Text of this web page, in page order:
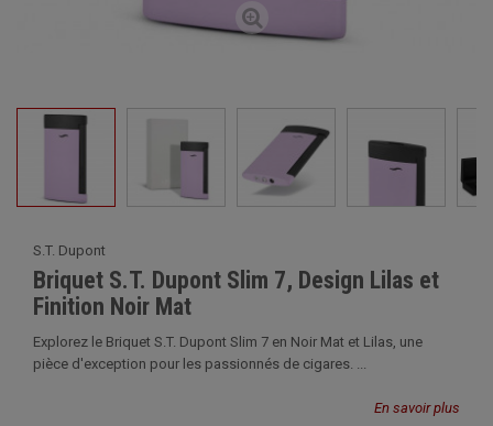
S.T. Dupont
Briquet S.T. Dupont Slim 7, Design Lilas et
Finition Noir Mat
Explorez le Briquet S.T. Dupont Slim 7 en Noir Mat et Lilas, une
pièce d'exception pour les passionnés de cigares. ...
En savoir plus